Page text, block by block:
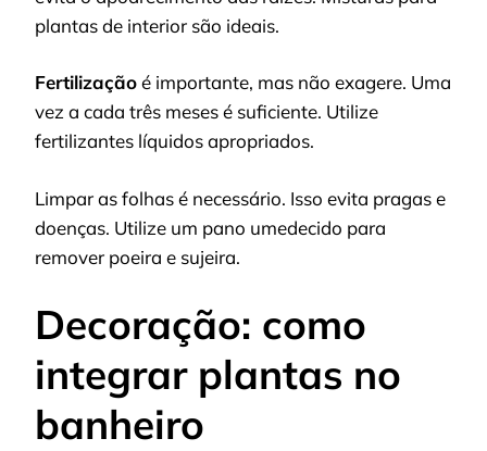
plantas de interior são ideais.
Fertilizaçãoé importante, mas não exagere. Uma
vez a cada três meses é suficiente. Utilize
fertilizantes líquidos apropriados.
Limpar as folhas é necessário. Isso evita pragas e
doenças. Utilize um pano umedecido para
remover poeira e sujeira.
Decoração: como
integrar plantas no
banheiro